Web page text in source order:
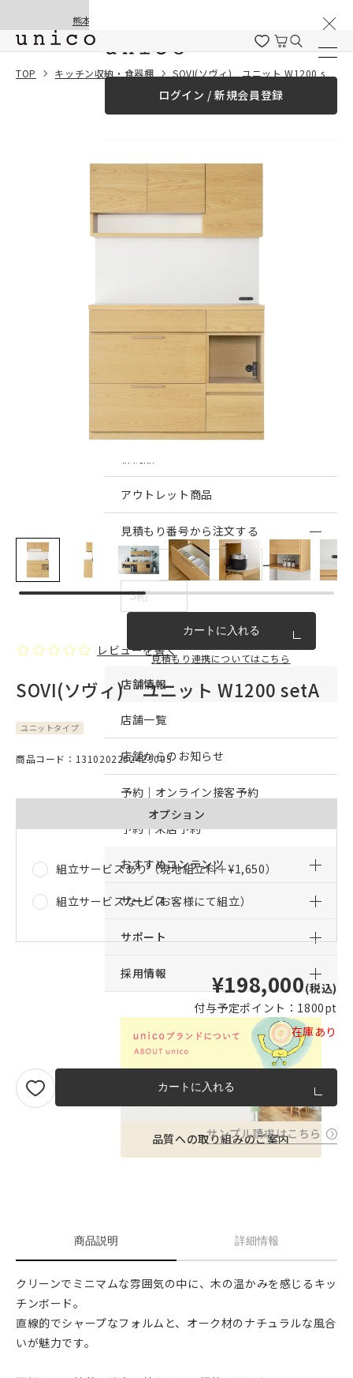
熊本地震の影響による配送遅延と停止について
ログイン / 新規会員登録
商品カテゴリー一覧
ファブリック雑貨
インテリア雑貨・その他
アウトレット商品
見積もり番号から注文する
ー
カートに入れる
見積もり連携についてはこちら
店舗情報
店舗一覧
店舗からのお知らせ
予約｜オンライン接客予約
予約｜来店予約
おすすめコンテンツ
サービス
サポート
採用情報
品質への取り組みのご案内
TOP キッチン収納・食器棚 SOVI(ソヴィ) ユニット W1200 setA
一緒に購入する
商品説明 詳細情報
クリーンでミニマムな雰囲気の中に、木の温かみを感じるキッ
チンボード。
直線的でシャープなフォルムと、オーク材のナチュラルな風合
いが魅力です。
レビューを書く
SOVI(ソヴィ) ユニット W1200 setA
ユニットタイプ
商品コード：13102022524Z9005
オプション
組立サービスあり（現地組立料＋¥1,650）
組立サービスなし（お客様にて組立）
¥198,000(税込)
付与予定ポイント： 1800pt
在庫あり
カートに入れる
サンプル請求はこちら